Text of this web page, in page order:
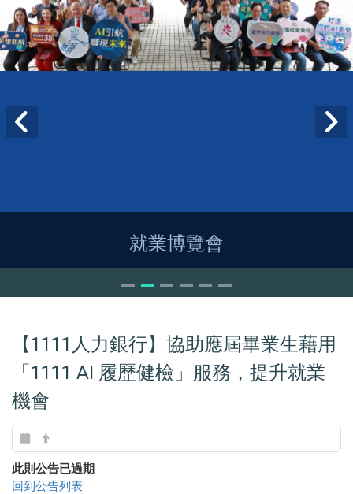
就業博覽會
【1111人力銀行】協助應屆畢業生藉用
「1111 AI 履歷健檢」服務，提升就業
機會
此則公告已過期
回到公告列表